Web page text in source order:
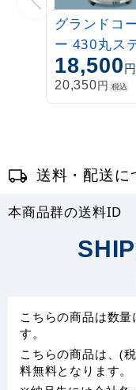
グランドコ
ー 430丸ス
14 DS-199-
0
18,500円
20,350円 税込
送料・配送に
本商品群の送料ID
こちらの商品は数
す。
こちらの商品は、(
料無料となります。